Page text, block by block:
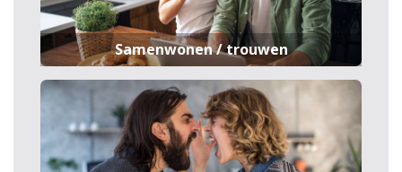
Samenwonen / trouwen